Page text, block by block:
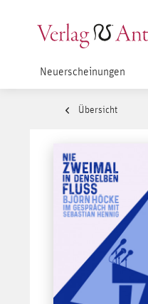
Neuerscheinungen
Übersicht